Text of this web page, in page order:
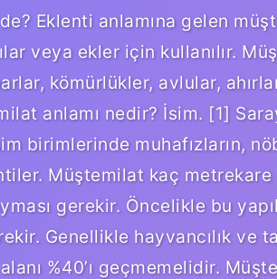
Eklenti anlamına gelen
veya ekler için kullanılır.
kömürlükler, avlular,
anlamı nedir? İsim. [1]
birimlerinde muhafızların,
Müştemilat kaç
gerekir. Öncelikle bu
Genellikle hayvancılık ve
%40’ı geçmemelidir.